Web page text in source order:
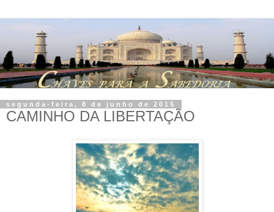
segunda-feira, 8 de junho de 2015
CAMINHO DA LIBERTAÇÃO